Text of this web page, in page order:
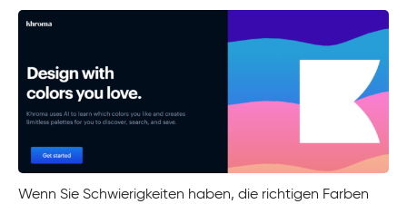
Wenn Sie Schwierigkeiten haben, die richtigen Farben